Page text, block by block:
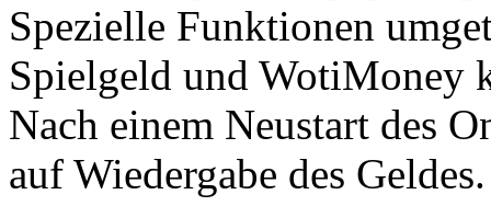
Spezielle Funktionen
Spielgeld und WotiMoney
Nach einem Neustart des
auf Wiedergabe des Geldes.